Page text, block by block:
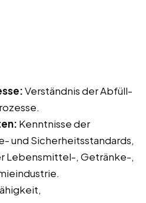
Verständnis der Abfüll-
Kenntnisse der
und Sicherheitsstandards,
Lebensmittel-, Getränke-,